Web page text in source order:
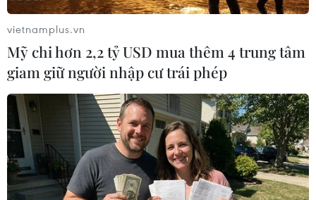
07/08/2026 05:40
Đàn 1
Hỗ trợ thúc đẩy xã hội học
tập để mọi người dân đều
có cơ hội tiếp thu tri thức
Vụ chuyên Tuyên Quang:
Thu hồi, hủy bỏ giấy chứng
nhận kết quả thi đã cấp
vietnamplus.vn
Mỹ chi hơn 2,2 tỷ USD mua thêm 4 trung tâm
giam giữ người nhập cư trái phép